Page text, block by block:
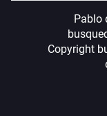
Pablo
Copyright